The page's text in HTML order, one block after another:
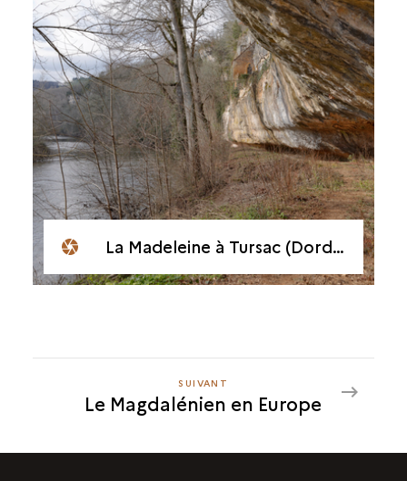
La Madeleine à Tursac (Dordogne)
SUIVANT
LE
SUIVANT
Le Magdalénien en Europe